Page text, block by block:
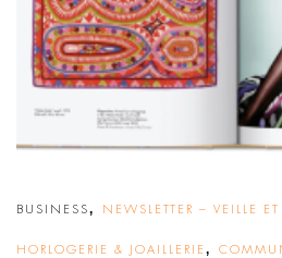
BUSINESS, NEWSLETTER – VEILLE
HORLOGERIE & JOAILLERIE ,